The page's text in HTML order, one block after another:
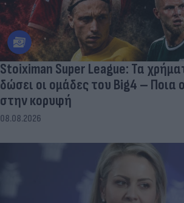
Stoiximan Super League: Τα
δώσει οι ομάδες του Big4 – Ποια
στην κορυφή
08.08.2026